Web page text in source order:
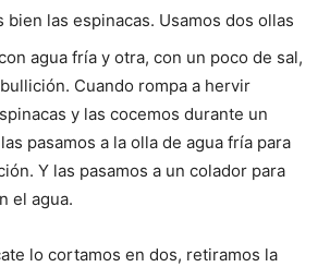
bien las espinacas. Usamos dos ollas
agua fría y otra, con un poco de sal,
Cuando rompa a hervir
y las cocemos durante un
pasamos a la olla de agua fría para
Y las pasamos a un colador para
el agua.
lo cortamos en dos, retiramos la